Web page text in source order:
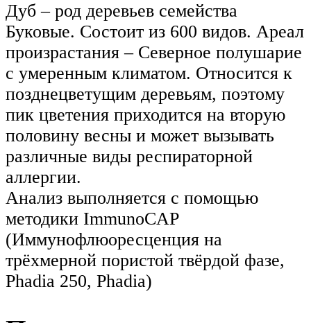
Дуб – род деревьев семейства
Буковые. Состоит из 600 видов. Ареал
произрастания – Северное полушарие
с умеренным климатом. Относится к
позднецветущим деревьям, поэтому
пик цветения приходится на вторую
половину весны и может вызывать
различные виды респираторной
аллергии.
Анализ выполняется с помощью
методики ImmunoCAP
(Иммунофлюоресценция на
трёхмерной пористой твёрдой фазе,
Phadia 250, Phadia)